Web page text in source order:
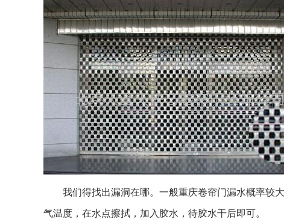
我们得找出漏洞在哪。一般重庆卷帘门漏水概率较大
气温度，在水点擦拭，加入胶水，待胶水干后即可。